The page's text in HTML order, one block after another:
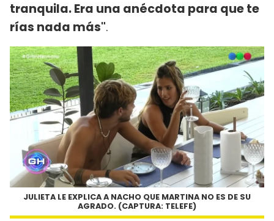
tranquila. Era una anécdota para que te
rías nada más".
JULIETA LE EXPLICA A NACHO QUE MARTINA NO ES DE SU
AGRADO. (CAPTURA: TELEFE)